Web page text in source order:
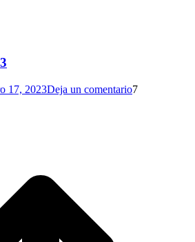
17, 2023Deja un comentario7